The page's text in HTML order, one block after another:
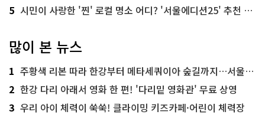
5 시민이 사랑한 '찐' 로컬 명소 어디? '서울에디션25' 추천 코스
많이 본 뉴스
1 주황색 리본 따라 한강부터 메타세쿼이아 숲길까지…서울둘레길 15코스
2 한강 다리 아래서 영화 한 편! '다리밑 영화관' 무료 상영
3 우리 아이 체력이 쑥쑥! 클라이밍 키즈카페·어린이 체력장